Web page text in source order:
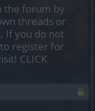
the forum by
threads or
If you do not
register for
CLICK